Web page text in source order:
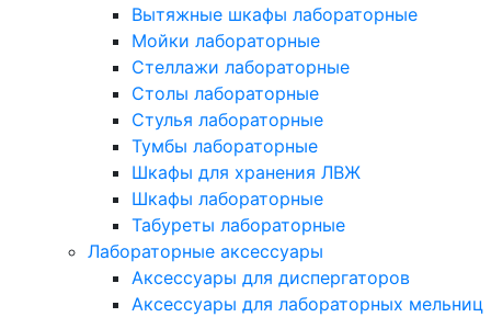
Вытяжные шкафы лабораторные
Мойки лабораторные
Стеллажи лабораторные
Столы лабораторные
Стулья лабораторные
Тумбы лабораторные
Шкафы для хранения ЛВЖ
Шкафы лабораторные
Табуреты лабораторные
Лабораторные аксессуары
Аксессуары для диспергаторов
Аксессуары для лабораторных мельниц